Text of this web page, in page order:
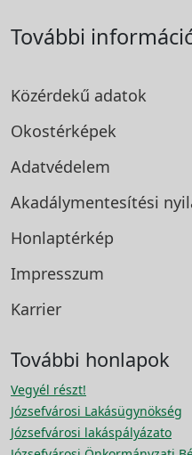
További
Közérdekű adatok
Okostérképek
Adatvédelem
Akadálymentesítési
Honlaptérkép
Impresszum
Karrier
További honlapok
Vegyél részt!
Józsefvárosi Lakásügynökség
Józsefvárosi lakáspályázato